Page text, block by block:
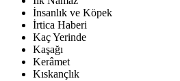
İnsanlık ve Köpek
İrtica Haberi
Kaç Yerinde
Kaşağı
Kerâmet
Kıskançlık